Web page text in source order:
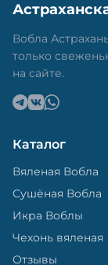
Вобла
только
на сайте.
Каталог
Вяленая Вобла
Сушёная Вобла
Икра Воблы
Чехонь вяленая
Отзывы